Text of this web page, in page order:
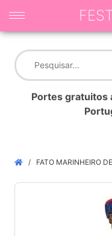
Portes gratuitos
FATO MARINHEIRO